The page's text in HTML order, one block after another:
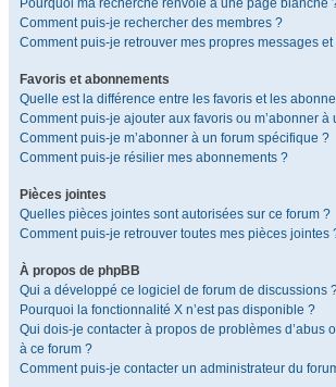
Pourquoi ma recherche renvoie à une page blanche
Comment puis-je rechercher des membres ?
Comment puis-je retrouver mes propres messages et
Favoris et abonnements
Quelle est la différence entre les favoris et les
Comment puis-je ajouter aux favoris ou m’abonner à
Comment puis-je m’abonner à un forum spécifique ?
Comment puis-je résilier mes abonnements ?
Pièces jointes
Quelles pièces jointes sont autorisées sur ce forum ?
Comment puis-je retrouver toutes mes pièces jointes
À propos de phpBB
Qui a développé ce logiciel de forum de discussions
Pourquoi la fonctionnalité X n’est pas disponible ?
Qui dois-je contacter à propos de problèmes d’abus
à ce forum ?
Comment puis-je contacter un administrateur du